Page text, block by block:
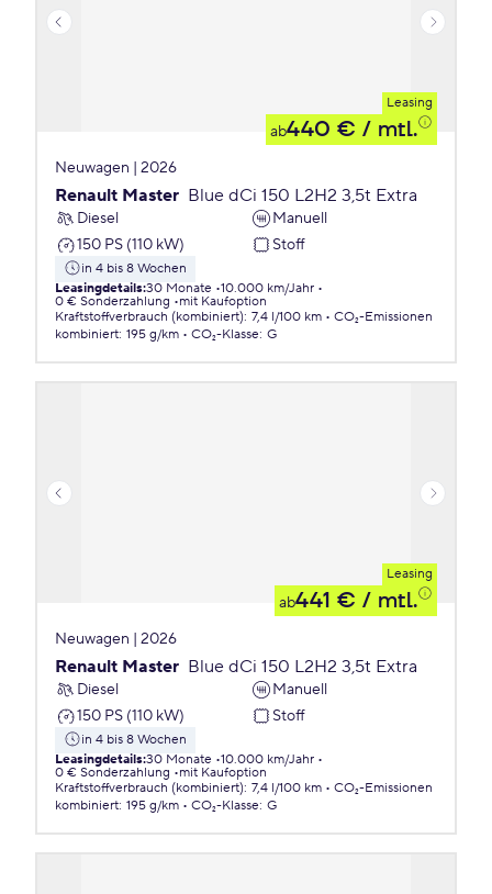
Leasing
ab440 € / mtl.
Neuwagen | 2026
Renault Master Blue dCi 150 L2H2 3,5t Extra
Diesel
Manuell
150 PS (110 kW)
Stoff
in 4 bis 8 Wochen
Leasingdetails:30 Monate 10.000 km/Jahr
0 € Sonderzahlung
mit Kaufoption
Kraftstoffverbrauch (kombiniert): 7,4 l/100 km
CO₂-Emissionen
kombiniert: 195 g/km CO₂-Klasse: G
Leasing
ab441 € / mtl.
Neuwagen | 2026
Renault Master Blue dCi 150 L2H2 3,5t Extra
Diesel
Manuell
150 PS (110 kW)
Stoff
in 4 bis 8 Wochen
Leasingdetails:30 Monate 10.000 km/Jahr
0 € Sonderzahlung
mit Kaufoption
Kraftstoffverbrauch (kombiniert): 7,4 l/100 km
CO₂-Emissionen
kombiniert: 195 g/km CO₂-Klasse: G